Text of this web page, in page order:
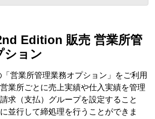
Edition 販売 営業所管
ション
「営業所管理業務オプション」をご利用
業所ごとに売上実績や仕入実績を管理
求（支払）グループを設定すること
並行して締処理を行うことができま